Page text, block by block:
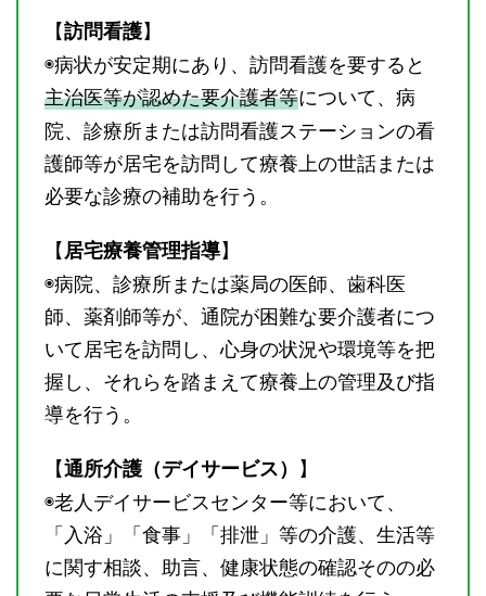
【訪問看護】
◉病状が安定期にあり、訪問看護を要すると
主治医等が認めた要介護者等について、病
院、診療所または訪問看護ステーションの看
護師等が居宅を訪問して療養上の世話または
必要な診療の補助を行う。
【居宅療養管理指導】
◉病院、診療所または薬局の医師、歯科医
師、薬剤師等が、通院が困難な要介護者につ
いて居宅を訪問し、心身の状況や環境等を把
握し、それらを踏まえて療養上の管理及び指
導を行う。
【通所介護（デイサービス） 】
◉老人デイサービスセンター等において、
「入浴」「食事」「排泄」等の介護、生活等
に関す相談、助言、健康状態の確認そのの必